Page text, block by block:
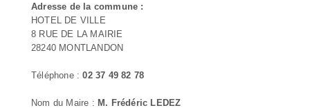
Adresse de la commune :
HOTEL DE VILLE
8 RUE DE LA MAIRIE
28240 MONTLANDON
Téléphone :02 37 49 82 78
Nom du Maire : M. Frédéric LEDEZ